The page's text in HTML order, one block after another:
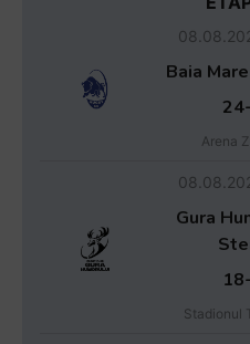
Baia
Arena
Gura
Stadionul